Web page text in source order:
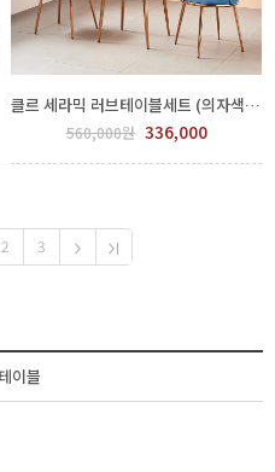
클르 세라믹 러브테이블세트 (의자색상선택) FPP63-0003.4
560,000원 336,000
2 3
이블